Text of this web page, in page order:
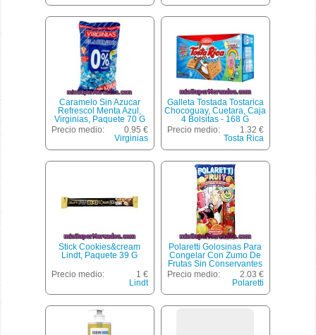
Caramelo Sin Azucar
Refrescol Menta Azul,
Virginias, Paquete 70 G
Precio medio:
0.95 €
Virginias
Galleta Tostada Tostarica
Chocoguay, Cuetara, Caja
4 Bolsitas - 168 G
Precio medio:
1.32 €
Tosta Rica
Stick Cookies&cream
Lindt, Paquete 39 G
Precio medio:
1 €
Lindt
Polaretti Golosinas Para
Congelar Con Zumo De
Frutas Sin Conservantes
Bolsa 400 Ml
Precio medio:
2.03 €
Polaretti